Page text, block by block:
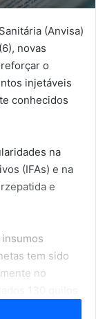
(Anvisa)
novas
o
injetáveis
conhecidos
na
(IFAs) e na
e
tem sido
no
de